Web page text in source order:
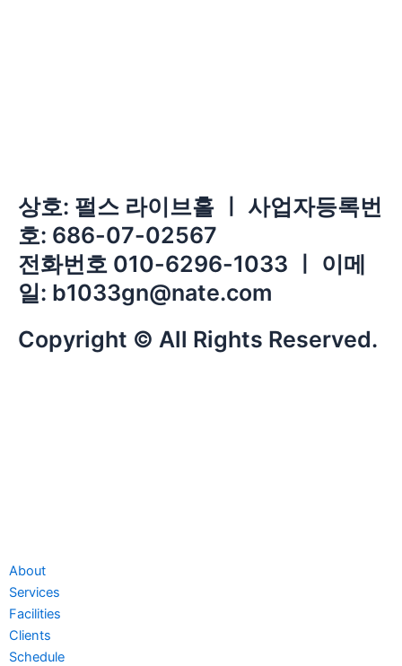
상호: 펄스 라이브홀 ㅣ 사업자등록번
호: 686-07-02567
전화번호 010-6296-1033 ㅣ 이메
일: b1033gn@nate.com
Copyright © All Rights Reserved.
About
Services
Facilities
Clients
Schedule